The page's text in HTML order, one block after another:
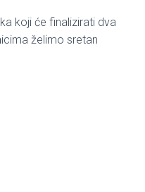
koji će finalizirati dva
želimo sretan